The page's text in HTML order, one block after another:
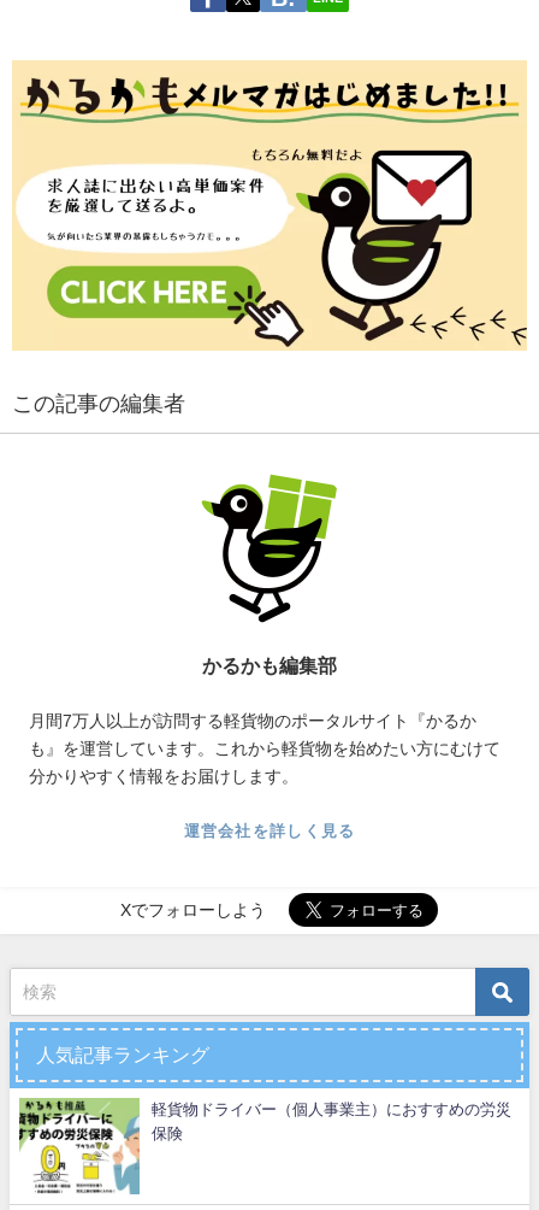
この記事の編集者
かるかも編集部
月間7万人以上が訪問する軽貨物のポータルサイト『かるか
も』を運営しています。これから軽貨物を始めたい方にむけて
分かりやすく情報をお届けします。
運営会社を詳しく見る
Xでフォローしよう
人気記事ランキング
軽貨物ドライバー（個人事業主）におすすめの労災
保険